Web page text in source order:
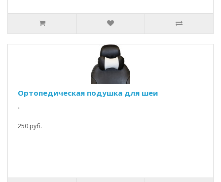
Ортопедическая подушка для шеи
..
250 руб.